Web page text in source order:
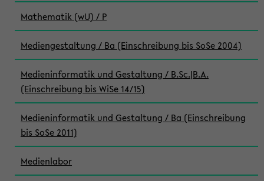
Mathematik (wU) / P
Mediengestaltung / Ba (Einschreibung bis SoSe 2004)
Medieninformatik und Gestaltung / B.Sc.|B.A.
(Einschreibung bis WiSe 14/15)
Medieninformatik und Gestaltung / Ba (Einschreibung
bis SoSe 2011)
Medienlabor